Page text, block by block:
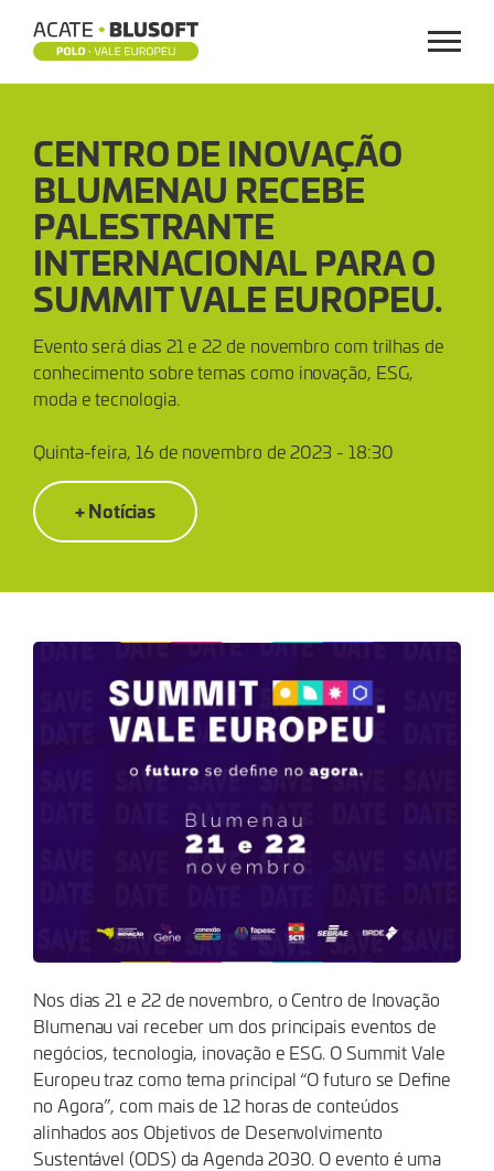
Menu
DE
INOVAÇÃO
BLUMENAU
RECEBE
PALESTRANTE
INTERNACIONAL
PARA
SUMMIT
VALE
EUROPEU
CENTRO DE INOVAÇÃO
BLUMENAU RECEBE
PALESTRANTE
INTERNACIONAL PARA O
SUMMIT VALE EUROPEU.
Evento será dias 21 e 22 de novembro com trilhas de
conhecimento sobre temas como inovação, ESG,
moda e tecnologia.
Quinta-feira, 16 de novembro de 2023 - 18:30
+ Notícias
Nos dias 21 e 22 de novembro, o Centro de Inovação
Blumenau vai receber um dos principais eventos de
negócios, tecnologia, inovação e ESG. O Summit Vale
Europeu traz como tema principal “O futuro se Define
no Agora”, com mais de 12 horas de conteúdos
alinhados aos Objetivos de Desenvolvimento
Sustentável (ODS) da Agenda 2030. O evento é uma